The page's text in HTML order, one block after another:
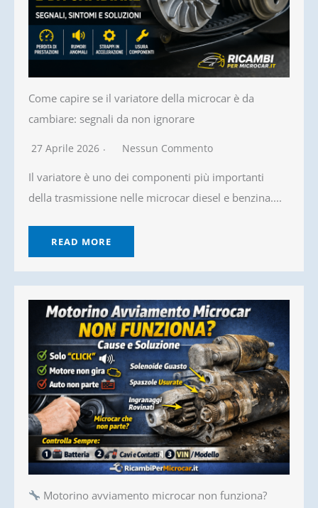
Come capire se il variatore della microcar è da
cambiare: segnali da non ignorare
27 Aprile 2026 Nessun Commento
Il variatore è uno dei componenti più importanti
della trasmissione nelle microcar diesel e benzina....
READ MORE
Motorino avviamento microcar non funziona?